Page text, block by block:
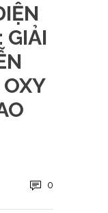
GIẢI
0